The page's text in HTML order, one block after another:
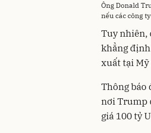
Ông Donald
nếu các công
Tuy nhiên,
khẳng định
xuất tại
Thông báo
nơi Trump
giá 100 tỷ